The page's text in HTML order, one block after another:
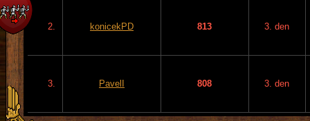
2. konicekPD 813 3. den
3. PavelI 808 3. den